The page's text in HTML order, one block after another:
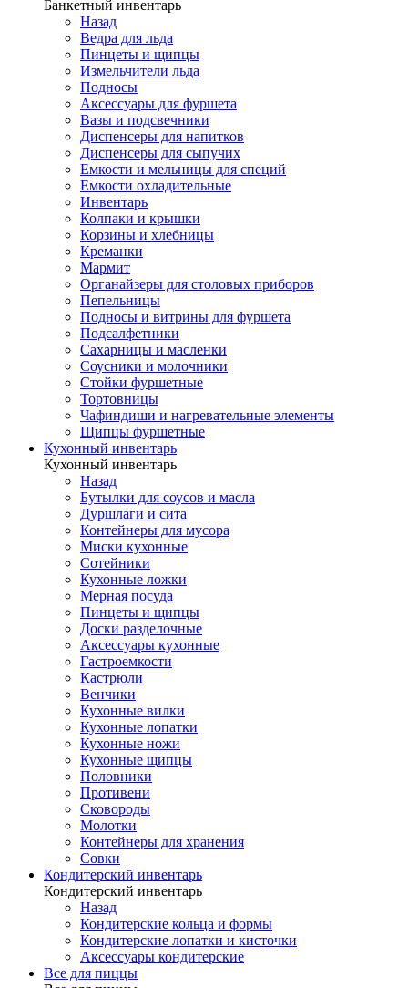
Банкетный инвентарь
Назад
Ведра для льда
Пинцеты и щипцы
Измельчители льда
Подносы
Аксессуары для фуршета
Вазы и подсвечники
Диспенсеры для напитков
Диспенсеры для сыпучих
Емкости и мельницы для специй
Емкости охладительные
Инвентарь
Колпаки и крышки
Корзины и хлебницы
Креманки
Мармит
Органайзеры для столовых приборов
Пепельницы
Подносы и витрины для фуршета
Подсалфетники
Сахарницы и масленки
Соусники и молочники
Стойки фуршетные
Тортовницы
Чафиндиши и нагревательные элементы
Щипцы фуршетные
Кухонный инвентарь
Кухонный инвентарь
Назад
Бутылки для соусов и масла
Дуршлаги и сита
Контейнеры для мусора
Миски кухонные
Сотейники
Кухонные ложки
Мерная посуда
Пинцеты и щипцы
Доски разделочные
Аксессуары кухонные
Гастроемкости
Кастрюли
Венчики
Кухонные вилки
Кухонные лопатки
Кухонные ножи
Кухонные щипцы
Половники
Противени
Сковороды
Молотки
Контейнеры для хранения
Совки
Кондитерский инвентарь
Кондитерский инвентарь
Назад
Кондитерские кольца и формы
Кондитерские лопатки и кисточки
Аксессуары кондитерские
Все для пиццы